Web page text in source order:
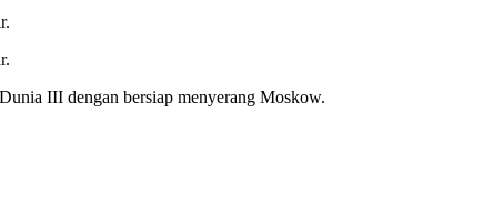
III dengan bersiap menyerang Moskow.